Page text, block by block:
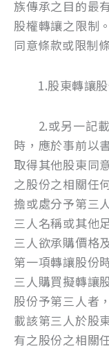
族傳承之目的最
股權轉讓之限制
同意條款或限制
1.股東轉讓股
2.或另一記載
時，應於事前以
取得其他股東同
之股份之相關任
擔或處分予第三
三人名稱或其他
三人欲承購價格
第一項轉讓股份
三人購買擬轉讓
股份予第三人者
載該第三人於股
有之股份之相關